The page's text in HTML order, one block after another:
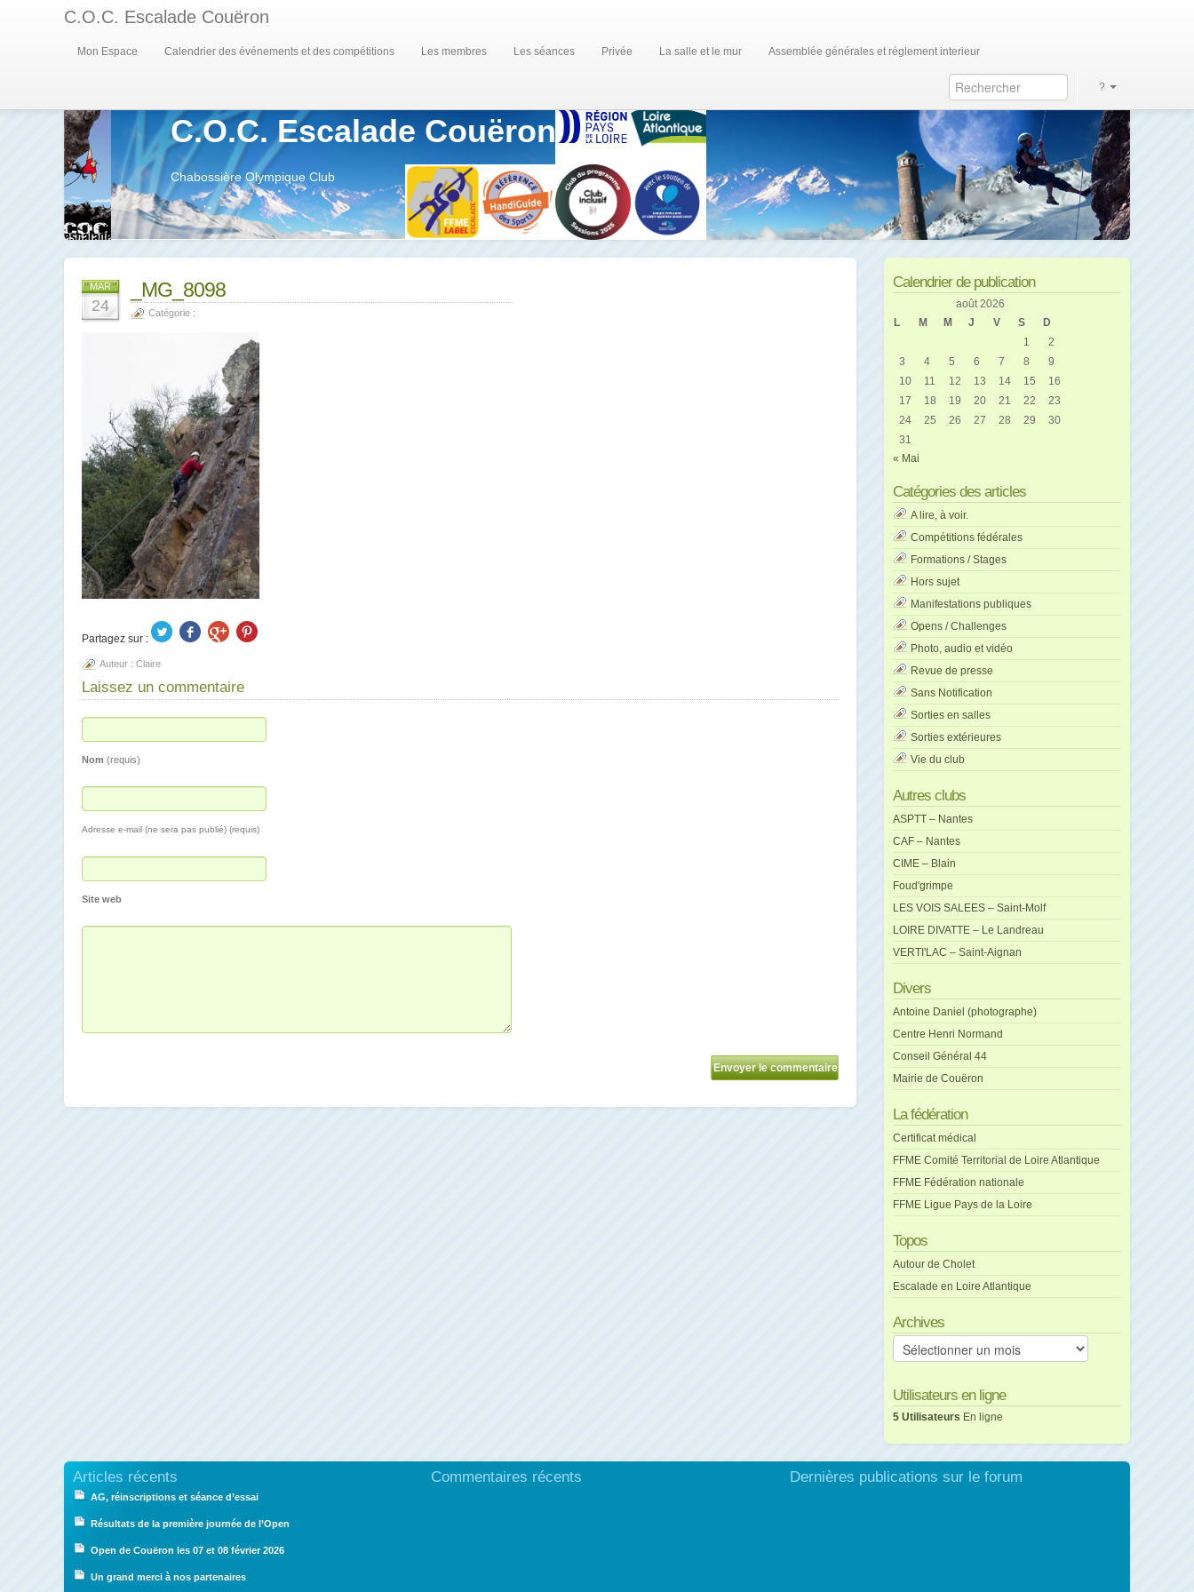
C.O.C. Escalade Couëron
Mon Espace Calendrier des événements et des compétitions Les membres Les séances Privée La salle et le mur Assemblée générales et réglement interieur
?
C.O.C. Escalade Couëron
Chabossière Olympique Club
MAR
24
_MG_8098
Catégorie :
Partagez sur :
Auteur : Claire
Laissez un commentaire
Nom (requis)
Adresse e-mail (ne sera pas publié) (requis)
Site web
Calendrier de publication
août 2026
L
M M J V S
D
1
2
3
4 5 6 7 8
9
10
11 12 13 14 15
16
17
18 19 20 21 22
23
24
25 26 27 28 29
30
31
« Mai
Catégories des articles
A lire, à voir.
Compétitions fédérales
Formations / Stages
Hors sujet
Manifestations publiques
Opens / Challenges
Photo, audio et vidéo
Revue de presse
Sans Notification
Sorties en salles
Sorties extérieures
Vie du club
Autres clubs
ASPTT – Nantes
CAF – Nantes
CIME – Blain
Foud'grimpe
LES VOIS SALEES – Saint-Molf
LOIRE DIVATTE – Le Landreau
VERTI'LAC – Saint-Aignan
Divers
Antoine Daniel (photographe)
Centre Henri Normand
Conseil Général 44
Mairie de Couëron
La fédération
Certificat médical
FFME Comité Territorial de Loire Atlantique
FFME Fédération nationale
FFME Ligue Pays de la Loire
Topos
Autour de Cholet
Escalade en Loire Atlantique
Archives
Archives
Utilisateurs en ligne
5 Utilisateurs En ligne
Articles récents
AG, réinscriptions et séance d’essai
Résultats de la première journée de l’Open
Open de Couëron les 07 et 08 février 2026
Un grand merci à nos partenaires
Commentaires récents Dernières publications sur le forum